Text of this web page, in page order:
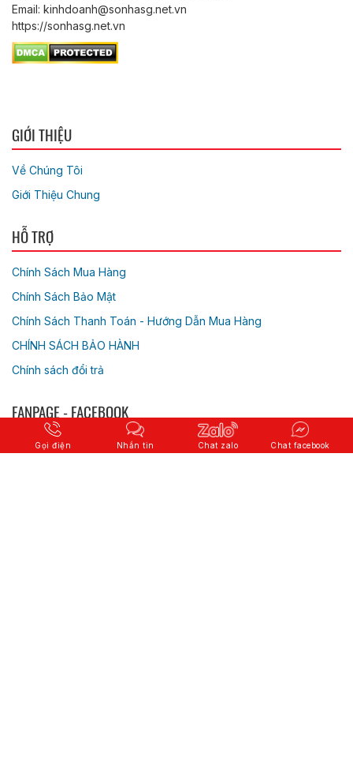
Email: kinhdoanh@sonhasg.net.vn
https://sonhasg.net.vn
GIỚI THIỆU
Về Chúng Tôi
Giới Thiệu Chung
HỖ TRỢ
Chính Sách Mua Hàng
Chính Sách Bảo Mật
Chính Sách Thanh Toán - Hướng Dẫn Mua Hàng
CHÍNH SÁCH BẢO HÀNH
Chính sách đổi trả
FANPAGE - FACEBOOK
Gọi điện Nhắn tin Chat zalo Chat facebook